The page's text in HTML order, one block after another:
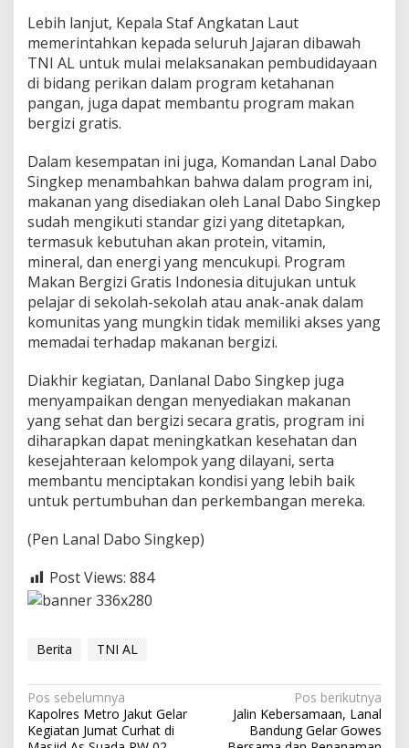
i
s
a
H
a
u
a
h
Lebih lanjut, Kepala Staf Angkatan Laut
memerintahkan kepada seluruh Jajaran dibawah
TNI AL untuk mulai melaksanakan pembudidayaan
di bidang perikan dalam program ketahanan
pangan, juga dapat membantu program makan
bergizi gratis.
Dalam kesempatan ini juga, Komandan Lanal Dabo
Singkep menambahkan bahwa dalam program ini,
makanan yang disediakan oleh Lanal Dabo Singkep
sudah mengikuti standar gizi yang ditetapkan,
termasuk kebutuhan akan protein, vitamin,
mineral, dan energi yang mencukupi. Program
Makan Bergizi Gratis Indonesia ditujukan untuk
pelajar di sekolah-sekolah atau anak-anak dalam
komunitas yang mungkin tidak memiliki akses yang
memadai terhadap makanan bergizi.
Diakhir kegiatan, Danlanal Dabo Singkep juga
menyampaikan dengan menyediakan makanan
yang sehat dan bergizi secara gratis, program ini
diharapkan dapat meningkatkan kesehatan dan
kesejahteraan kelompok yang dilayani, serta
membantu menciptakan kondisi yang lebih baik
untuk pertumbuhan dan perkembangan mereka.
(Pen Lanal Dabo Singkep)
Post Views: 884
Berita TNI AL
N
a
Pos sebelumnya
Kapolres Metro Jakut Gelar
Kegiatan Jumat Curhat di
Pos berikutnya
Jalin Kebersamaan, Lanal
Bandung Gelar Gowes